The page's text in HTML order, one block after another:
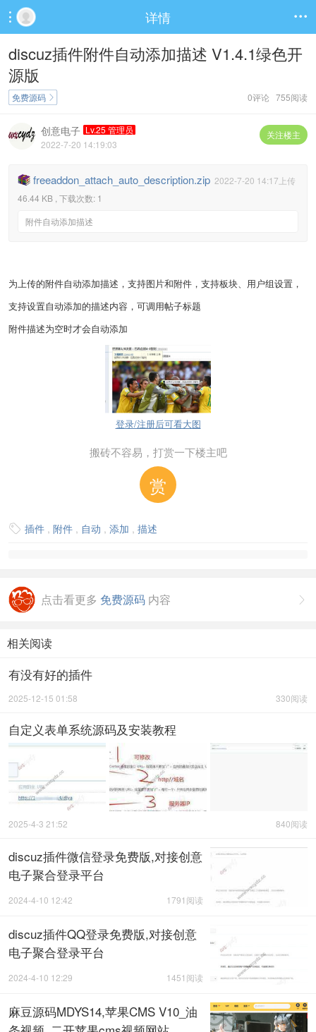
 详情 
discuz插件附件自动添加描述 V1.4.1绿色开
源版
0评论 755阅读
免费源码 
关注楼主
创意电子 Lv.25 管理员
2022-7-20 14:19:03
freeaddon_attach_auto_description.zip 2022-7-20 14:17上传
46.44 KB , 下载次数: 1
附件自动添加描述
为上传的附件自动添加描述，支持图片和附件，支持板块、用户组设置，
支持设置自动添加的描述内容，可调用帖子标题
附件描述为空时才会自动添加
登录/注册后可看大图
搬砖不容易，打赏一下楼主吧
赏
 插件 , 附件 , 自动 , 添加 , 描述

点击看更多 免费源码 内容
相关阅读
有没有好的插件
330阅读
2025-12-15 01:58
自定义表单系统源码及安装教程
840阅读
2025-4-3 21:52
discuz插件微信登录免费版,对接创意
电子聚合登录平台
1791阅读
2024-4-10 12:42
discuz插件QQ登录免费版,对接创意
电子聚合登录平台
1451阅读
2024-4-10 12:29
麻豆源码MDYS14,苹果CMS V10_油